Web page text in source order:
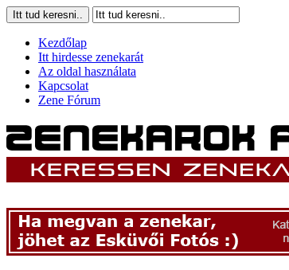
Kezdőlap
Itt hirdesse zenekarát
Az oldal használata
Kapcsolat
Zene Fórum